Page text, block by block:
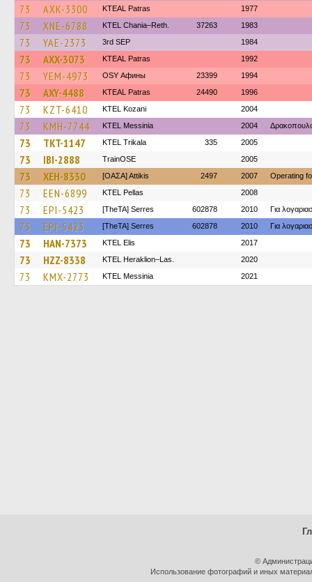
73 AXK-3300 KTEAL Patras 1977
73 XNE-6788 KTEL Chania–Reth. 37263 1983
73 YAE-2373 3rd SEP 1984
73 AXX-3073 KTEAL Patras 1992
73 YEM-4973 OSY Афины 23399 1994
73 AXY-4488 KTEAL Patras 24490 1996
73 KZT-6410 ΚΤΕL Kozani 2004
73 KMH-7744 KTEL Messinia 2004
73 TKT-1147 ΚΤΕL Τrikala 335 2005
73 IBI-2888 TrainΟSE 2005
73 XEH-8330 [ΟΑΣΑ] Αttikis 2497 2007 Operating
73 EEN-6899 KTEL Pellas 2008
73 EPI-5423 [TheTA] Serres 602878 2010 Για
73 EPI-5423 [TheTA] Serres 602878 2010 Για
73 HAN-7373 KTEL Elis 2017
73 HZZ-8338 KTEL Heraklion–Las. 2020
73 KMX-2773 KTEL Messinia 2021
©
Использование фотографий и иных